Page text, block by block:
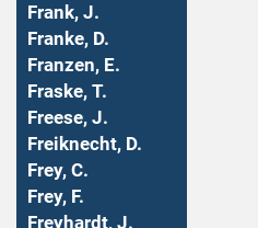
Frank, J.
Franke, D.
Franzen, E.
Fraske, T.
Freese, J.
Freiknecht, D.
Frey, C.
Frey, F.
Freyhardt, J.